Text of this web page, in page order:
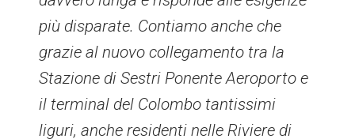
più disparate. Contiamo anche che
grazie al nuovo collegamento tra la
Stazione di Sestri Ponente Aeroporto e
il terminal del Colombo tantissimi
liguri, anche residenti nelle Riviere di